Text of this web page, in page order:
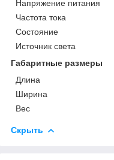
Напряжение питания
Частота тока
Состояние
Источник света
Габаритные размеры
Длина
Ширина
Вес
Скрыть